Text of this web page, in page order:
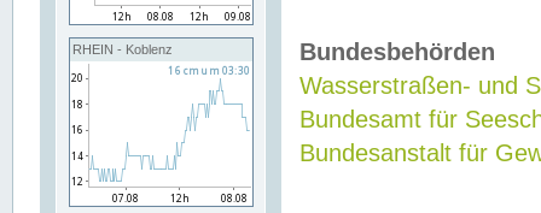
RHEIN - Koblenz
Bundesbehörden
Wasserstraßen- und
Bundesamt für
Bundesanstalt für